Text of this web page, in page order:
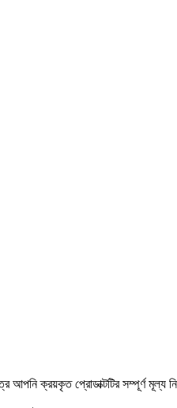
আপনি ক্রয়কৃত প্রোডাক্টটির সম্পূর্ণ মূল্য